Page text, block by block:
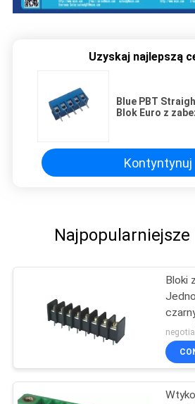
Uzyskaj najlepszą
Blue PBT
Blok Euro z
Kontyntynuj
Bloki
25%